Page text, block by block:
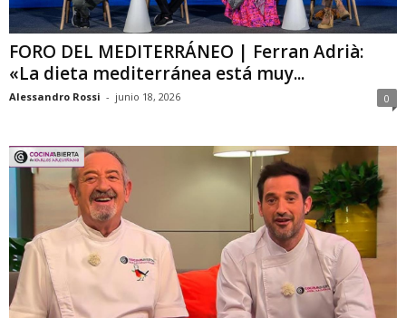
FORO DEL MEDITERRÁNEO | Ferran Adrià:
«La dieta mediterránea está muy...
Alessandro Rossi - junio 18, 2026 0